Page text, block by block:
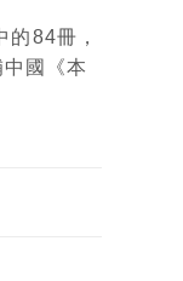
84冊，
國《本